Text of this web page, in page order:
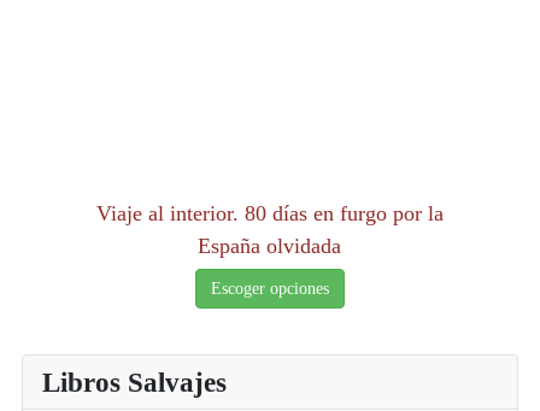
Libros Salvajes
Viaje al interior. 80 días en furgo por la
España olvidada
Escoger opciones